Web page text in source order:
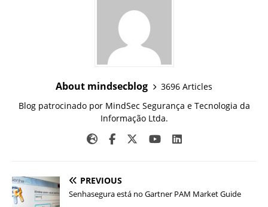
About mindsecblog
3696 Articles
Blog patrocinado por MindSec Segurança e Tecnologia da
Informação Ltda.
PREVIOUS
Senhasegura está no Gartner PAM Market Guide